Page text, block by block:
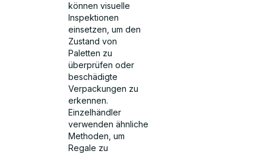
können visuelle
Inspektionen
einsetzen, um den
Zustand von
Paletten zu
überprüfen oder
beschädigte
Verpackungen zu
erkennen.
Einzelhändler
verwenden ähnliche
Methoden, um
Regale zu